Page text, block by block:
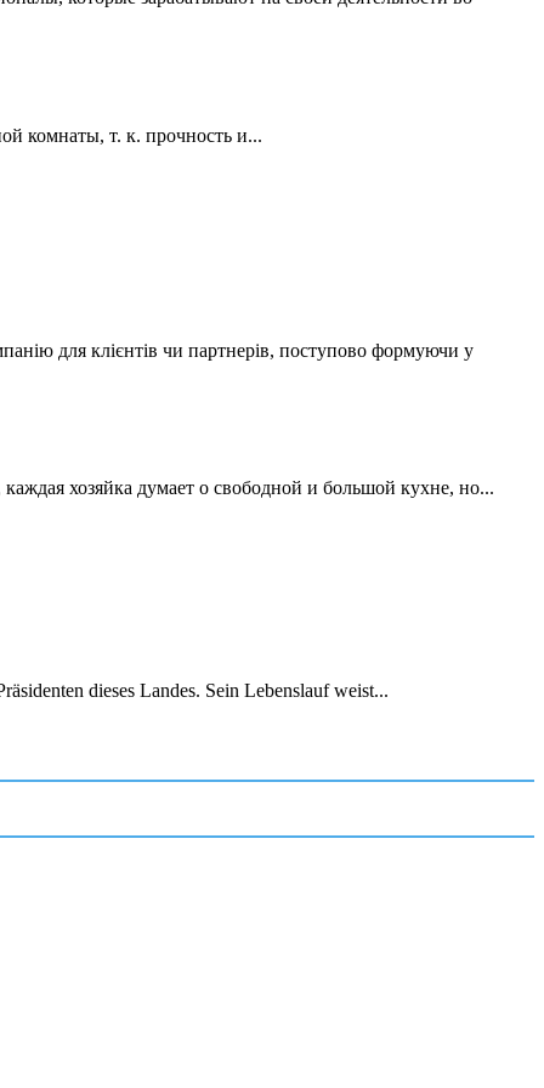
комнаты, т. к. прочность и...
для клієнтів чи партнерів, поступово формуючи у
хозяйка думает о свободной и большой кухне, но...
dieses Landes. Sein Lebenslauf weist...